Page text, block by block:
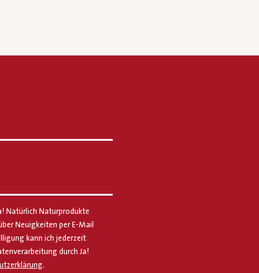
Natürlich Naturprodukte
Neuigkeiten per E-Mail
kann ich jederzeit
durch Ja!
.